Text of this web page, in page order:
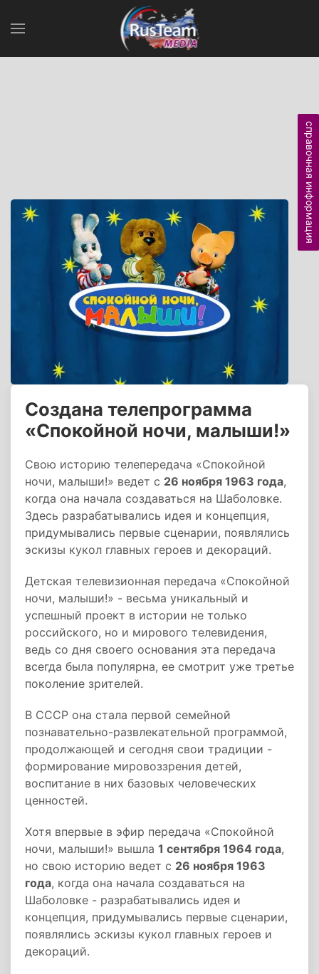
Создана телепрограмма
«Спокойной ночи, малыши!»
Свою историю телепередача «Спокойной
ночи, малыши!» ведет с 26 ноября 1963 года,
когда она начала создаваться на Шаболовке.
Здесь разрабатывались идея и концепция,
придумывались первые сценарии, появлялись
эскизы кукол главных героев и декораций.
Детская телевизионная передача «Спокойной
ночи, малыши!» - весьма уникальный и
успешный проект в истории не только
российского, но и мирового телевидения,
ведь со дня своего основания эта передача
всегда была популярна, ее смотрит уже третье
поколение зрителей.
В СССР она стала первой семейной
познавательно-развлекательной программой,
продолжающей и сегодня свои традиции -
формирование мировоззрения детей,
воспитание в них базовых человеческих
ценностей.
Хотя впервые в эфир передача «Спокойной
ночи, малыши!» вышла 1 сентября 1964 года,
но свою историю ведет с 26 ноября 1963
года, когда она начала создаваться на
Шаболовке - разрабатывались идея и
концепция, придумывались первые сценарии,
появлялись эскизы кукол главных героев и
декораций.
справочная информация